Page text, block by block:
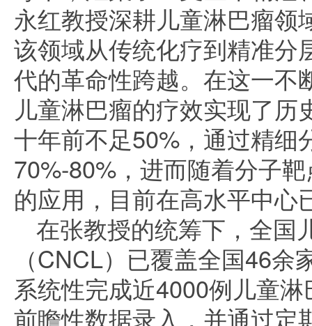
永红教授深耕儿童淋巴瘤领
该领域从传统化疗到精准分
代的革命性跨越。在这一不
儿童淋巴瘤的疗效实现了
十年前不足50%，通过精细
70%-80%，进而随着分子
的应用，目前在高水平中心
在张教授的统筹下，全国
（CNCL）已覆盖全国46
系统性完成近4000例儿童
前瞻性数据录入，并通过定